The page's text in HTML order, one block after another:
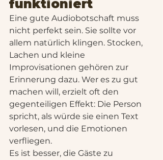
funktioniert
Eine gute Audiobotschaft muss
nicht perfekt sein. Sie sollte vor
allem natürlich klingen. Stocken,
Lachen und kleine
Improvisationen gehören zur
Erinnerung dazu. Wer es zu gut
machen will, erzielt oft den
gegenteiligen Effekt: Die Person
spricht, als würde sie einen Text
vorlesen, und die Emotionen
verfliegen.
Es ist besser, die Gäste zu